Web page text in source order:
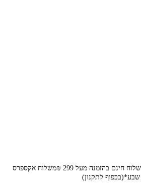
חינם בהזמנה מעל 299 ₪
משלוח אקספרס
לתקנון)